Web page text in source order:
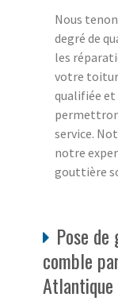
Nous
degré de
les
votre
qualifiée et
service.
notre
gouttière
Pose
comble